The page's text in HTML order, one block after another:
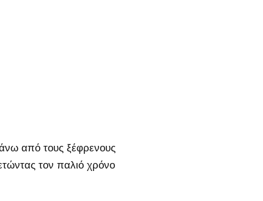
από τους ξέφρενους
τον παλιό χρόνο